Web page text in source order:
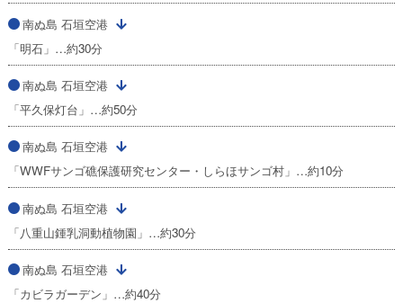
南ぬ島 石垣空港
「明石」…約30分
南ぬ島 石垣空港
「平久保灯台」…約50分
南ぬ島 石垣空港
「WWFサンゴ礁保護研究センター・しらほサンゴ村」…約10分
南ぬ島 石垣空港
「八重山鍾乳洞動植物園」…約30分
南ぬ島 石垣空港
「カビラガーデン」…約40分